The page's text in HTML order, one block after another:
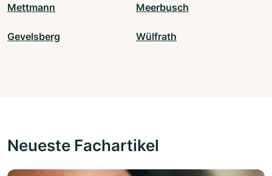
Mettmann Meerbusch
Gevelsberg Wülfrath
Neueste Fachartikel